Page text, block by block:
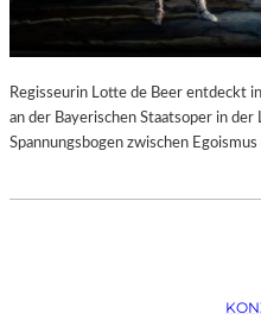
Regisseurin Lotte de Beer entdeckt
an der Bayerischen Staatsoper in
Spannungsbogen zwischen